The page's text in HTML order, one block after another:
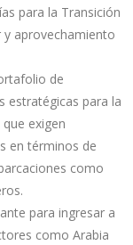
para la Transición
y aprovechamiento
de
estratégicas para la
exigen
en términos de
como
para ingresar a
como Arabia